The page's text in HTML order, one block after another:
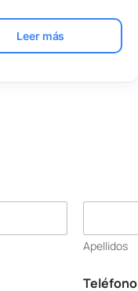
Leer más
Apellidos
Teléfono